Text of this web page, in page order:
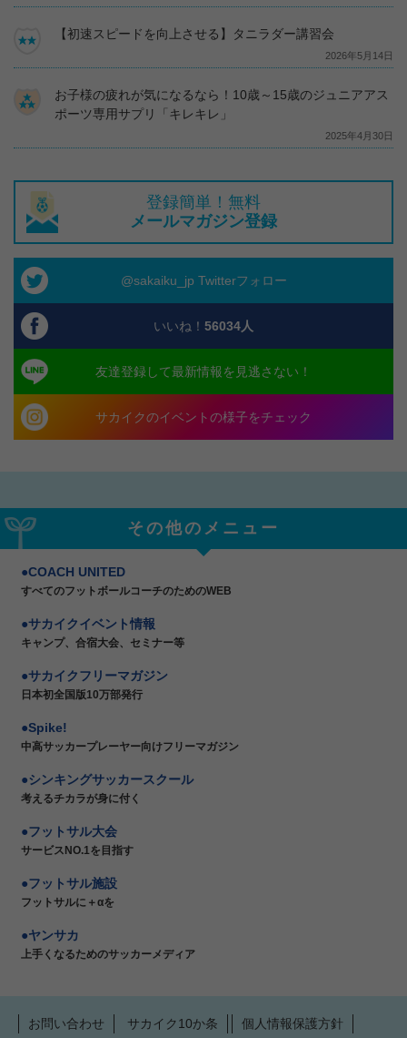
【初速スピードを向上させる】タニラダー講習会
2026年5月14日
お子様の疲れが気になるなら！10歳～15歳のジュニアアス
ポーツ専用サプリ「キレキレ」
2025年4月30日
登録簡単！無料
メールマガジン登録
@sakaiku_jp Twitterフォロー
いいね！ 56034人
友達登録して最新情報を見逃さない！
サカイクのイベントの様子をチェック
その他のメニュー
COACH UNITED
すべてのフットボールコーチのためのWEB
サカイクイベント情報
キャンプ、合宿大会、セミナー等
サカイクフリーマガジン
日本初全国版10万部発行
Spike!
中高サッカープレーヤー向けフリーマガジン
シンキングサッカースクール
考えるチカラが身に付く
フットサル大会
サービスNO.1を目指す
フットサル施設
フットサルに＋αを
ヤンサカ
上手くなるためのサッカーメディア
お問い合わせ サカイク10か条 個人情報保護方針